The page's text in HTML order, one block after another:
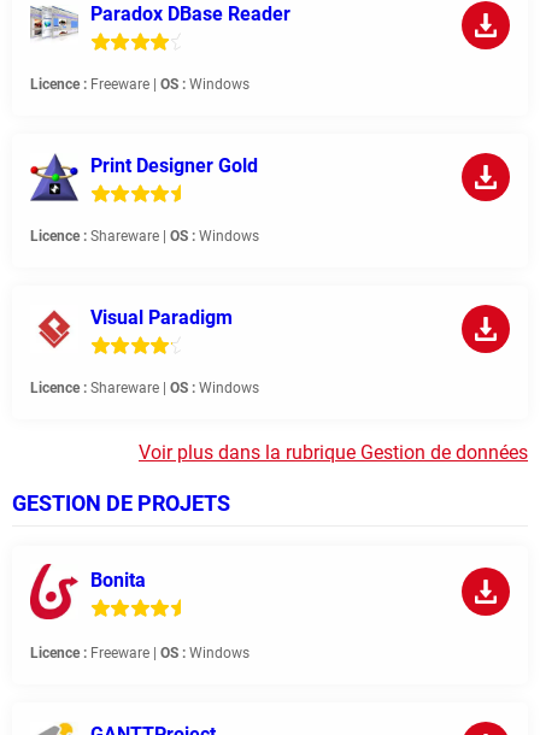
Paradox DBase Reader
Licence : Freeware | OS : Windows
Print Designer Gold
Licence : Shareware | OS : Windows
Visual Paradigm
Licence : Shareware | OS : Windows
Voir plus dans la rubrique Gestion de données
GESTION DE PROJETS
Bonita
Licence : Freeware | OS : Windows